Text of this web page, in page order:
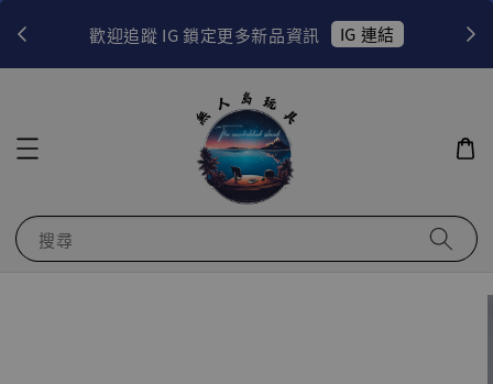
歡迎追蹤 IG 鎖定更多新品資訊 IG 連結
搜尋